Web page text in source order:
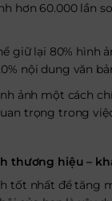
hơn 60.000 lần
giữ lại 80% hình
nội dung văn
ảnh một cách
trọng trong
thương hiệu –
tốt nhất để tăng